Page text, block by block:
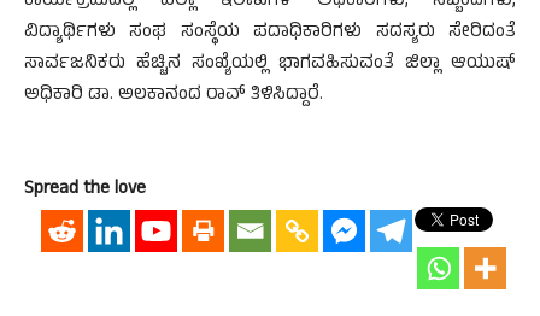
ವಿದ್ಯಾರ್ಥಿಗಳು ಸಂಘ ಸಂಸ್ಥೆಯ ಪದಾಧಿಕಾರಿಗಳು ಸದಸ್ಯರು ಸೇರಿದಂತೆ
ಸಾರ್ವಜನಿಕರು ಹೆಚ್ಚಿನ ಸಂಖ್ಯೆಯಲ್ಲಿ ಭಾಗವಹಿಸುವಂತೆ ಜಿಲ್ಲಾ ಆಯುಷ್
ಅಧಿಕಾರಿ ಡಾ. ಅಲಕಾನಂದ ರಾವ್ ತಿಳಿಸಿದ್ದಾರೆ.
Spread the love